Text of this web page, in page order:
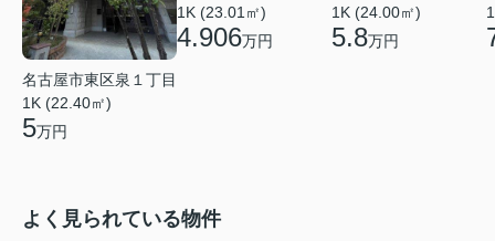
名古屋市東区泉１丁目
1K (22.40㎡)
5万円
1K (23.01㎡)
4.906万円
1K (24.00㎡)
5.8万円
よく見られている物件